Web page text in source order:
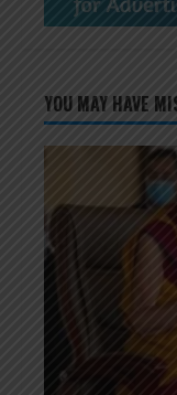
YOU MAY HAVE